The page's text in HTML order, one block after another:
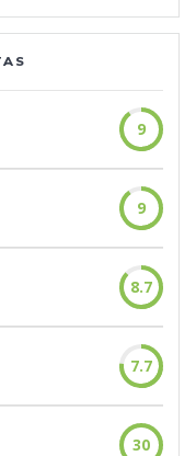
9
9
8.7
7.7
30